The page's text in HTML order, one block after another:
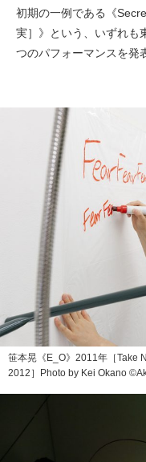
初期の一例である《
実］》という、いずれも
つのパフォーマンスを発
笹本晃《E_O》2011年［Take
2012］Photo by Kei Okano